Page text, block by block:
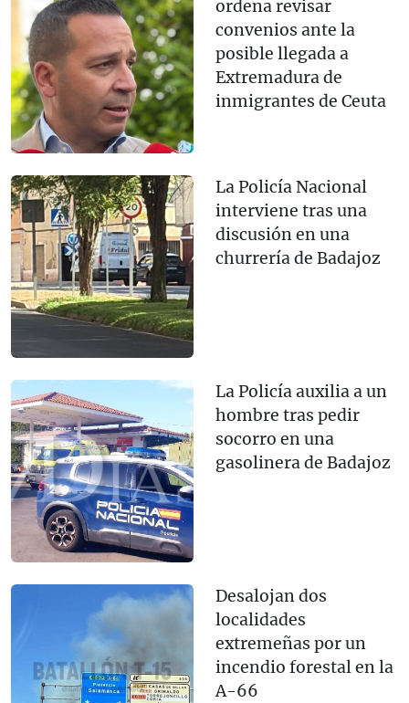
ordena revisar
convenios ante la
posible llegada a
Extremadura de
inmigrantes de Ceuta
La Policía Nacional
interviene tras una
discusión en una
churrería de Badajoz
La Policía auxilia a un
hombre tras pedir
socorro en una
gasolinera de Badajoz
Desalojan dos
localidades
extremeñas por un
incendio forestal en la
A-66